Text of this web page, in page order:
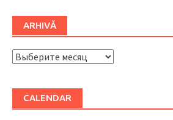
ARHIVĂ
ARHIVĂ
CALENDAR